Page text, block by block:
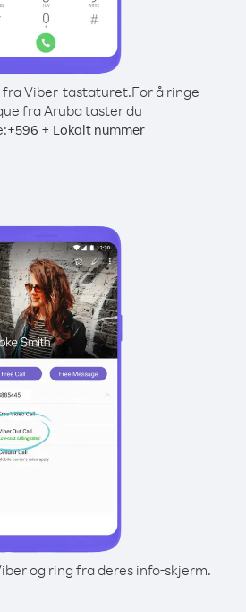
fra Viber-tastaturet.For å ringe
fra Aruba taster du
+596 + Lokalt nummer
og ring fra deres info-skjerm.